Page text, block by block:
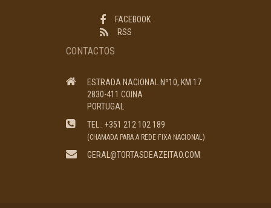
FACEBOOK
RSS
CONTACTOS
ESTRADA NACIONAL Nº10, KM 17
2830-411 COINA
PORTUGAL
TEL.: +351 212 102 189
(CHAMADA PARA A REDE FIXA NACIONAL)
GERAL@TORTASDEAZEITAO.COM